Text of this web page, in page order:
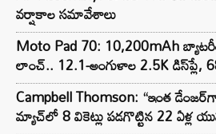
వర్షాకాల సమావేశాలు
Moto Pad 70: 10,200mAh
లాంచ్.. 12.1-అంగుళాల 2.5K డిస్‌ప్లే,
Campbell Thomson: “ఇంత
మ్యాచ్‌లో 8 వికెట్లు పడగొట్టిన 22 ఏళ్ల